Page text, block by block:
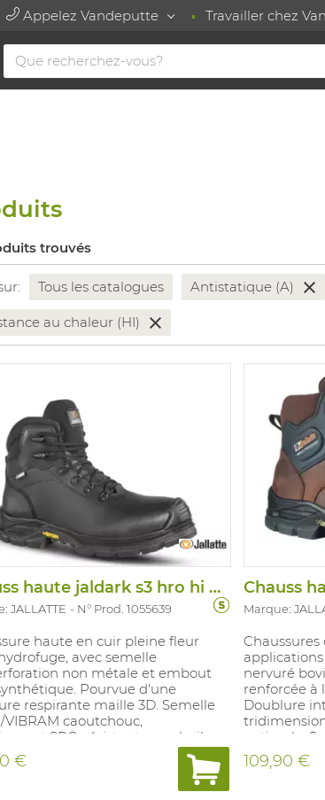
Appelez Vandeputte Travailler chez
trouvés
Tous les catalogues Antistatique (A)
au chaleur (HI)
Chauss haute jaldark s3 hro hi ci src
JALLATTE N° Prod. 1055639
haute en cuir pleine fleur
avec semelle
non métale et embout
Pourvue d'une
respirante maille 3D. Semelle
VIBRAM caoutchouc,
SRC, résistante aux huiles
Première de propreté SOFT en
Dynamic de BASF, amortit
€
Marque:
nervuré
renforcée à
Doublure
optimale.
Résistance
aux
109,90 €